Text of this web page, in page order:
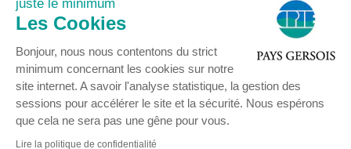
Nous rejoindre
Mentions légales
© COPYRIGHT 2024 - Centre Permanent d’Initiatives pour l’Environnement
Pays Gersois
juste le minimum
Les Cookies
Bonjour, nous nous contentons du strict
minimum concernant les cookies sur notre
site internet. A savoir l'analyse statistique, la gestion des
sessions pour accélérer le site et la sécurité. Nous espérons
que cela ne sera pas une gêne pour vous.
Lire la politique de confidentialité